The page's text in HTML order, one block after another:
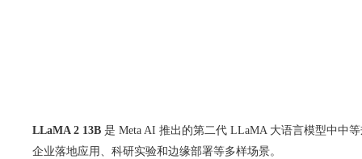
LLaMA 2 13B 是 Meta AI 推出的第二代 LLaMA 大语言模型中中
企业落地应用、科研实验和边缘部署等多样场景。